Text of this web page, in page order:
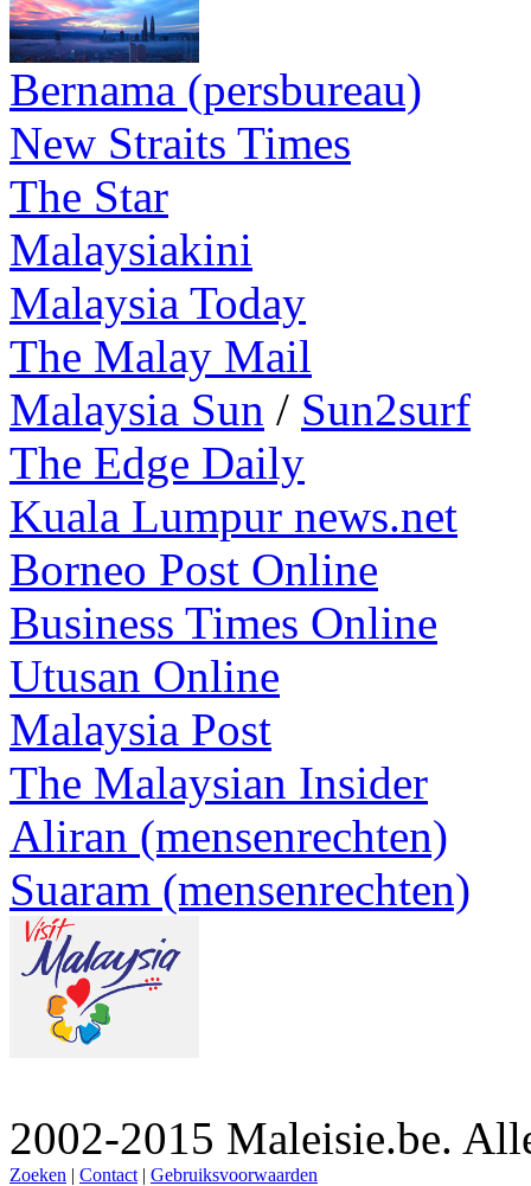
Bernama (persbureau)
New Straits Times
The Star
Malaysiakini
Malaysia Today
The Malay Mail
Malaysia Sun / Sun2surf
The Edge Daily
Kuala Lumpur news.net
Borneo Post Online
Business Times Online
Utusan Online
Malaysia Post
The Malaysian Insider
Aliran (mensenrechten)
Suaram (mensenrechten)
2002-2015 Maleisie.be.
Zoeken | Contact | Gebruiksvoorwaarden